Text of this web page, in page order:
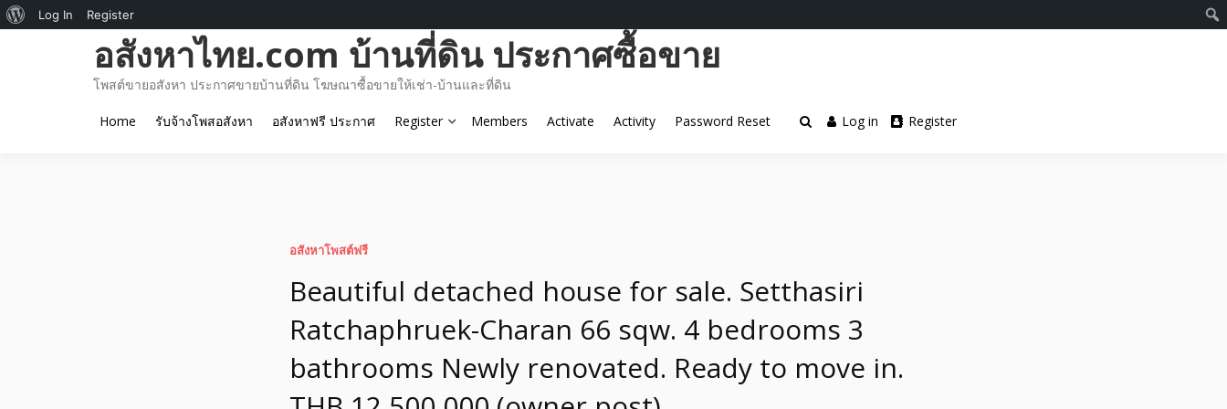
อสังหาไทย.com บ้านที่ดิน ประกาศซื้อขาย
โพสต์ขายอสังหา ประกาศขายบ้านที่ดิน โฆษณาซื้อขายให้เช่า-บ้านและที่ดิน
Home รับจ้างโพสอสังหา อสังหาฟรี ประกาศ Register Members Activate Activity Password Reset Log in Register
อสังหาโพสต์ฟรี
Beautiful detached house for sale. Setthasiri
Ratchaphruek-Charan 66 sqw. 4 bedrooms 3
bathrooms Newly renovated. Ready to move in.
About
Log In Register